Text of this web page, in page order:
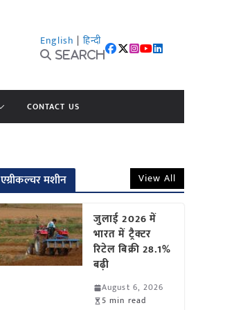
English | हिन्दी
Search
CONTACT US
एग्रीकल्चर मशीन View All
जुलाई 2026 में
भारत में ट्रैक्टर
रिटेल बिक्री 28.1%
बढ़ी
August 6, 2026
5 min read